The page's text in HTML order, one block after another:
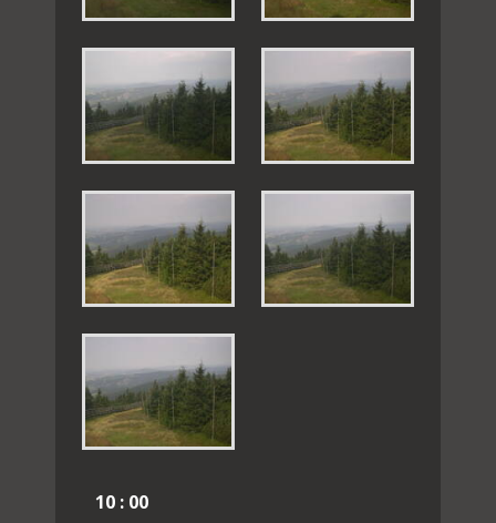
10 : 00